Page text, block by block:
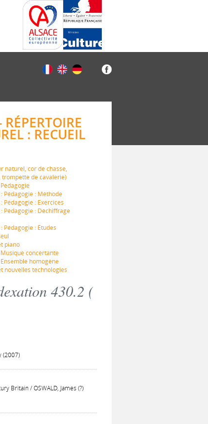
: RECUEIL
naturel, cor de chasse,
de cavalerie)
Pédagogie : Méthode
: Exercices
Pédagogie : Déchiffrage
: Études
piano
concertante
homogène
nouvelles technologies
430.2 (
(2007)
Britain / OSWALD, James (?)